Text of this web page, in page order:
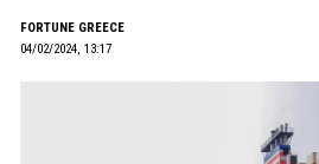
FORTUNE GREECE
04/02/2024, 13:17